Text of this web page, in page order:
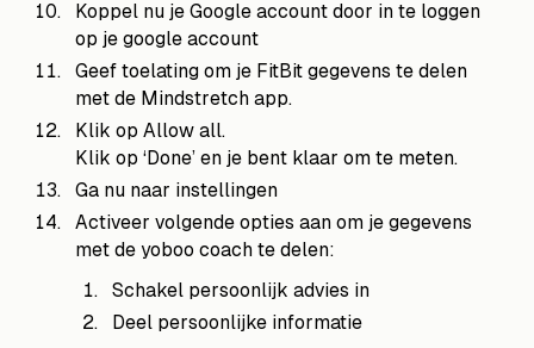
Koppel nu je Google account door in te loggen
op je google account
Geef toelating om je FitBit gegevens te delen
met de Mindstretch app.
Klik op Allow all.
Klik op ‘Done’ en je bent klaar om te meten.
Ga nu naar instellingen
Activeer volgende opties aan om je gegevens
met de yoboo coach te delen:
Schakel persoonlijk advies in
Deel persoonlijke informatie